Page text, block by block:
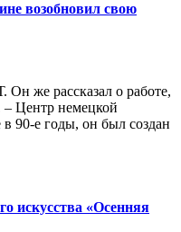
возобновил свою
же рассказал о работе,
– Центр немецкой
90-е годы, он был создан
искусства «Осенняя